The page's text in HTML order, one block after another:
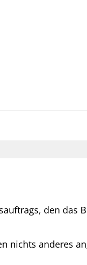
den das
nichts anderes